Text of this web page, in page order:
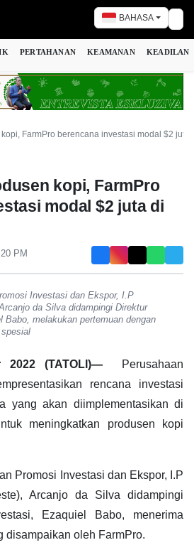
BAHASA
PERTAHANAN KEAMANAN KEADILAN
FarmPro berencana investasi modal $2
kopi, FarmPro
modal $2 juta di
PM
Investasi dan Ekspor, I.P
da Silva didampingi Direktur
melakukan pertemuan dengan
2022 (TATOLI)—
Perusahaan
rencana investasi
yang akan diimplementasikan di
meningkatkan produsen kopi
Promosi Investasi dan Ekspor, I.P
Arcanjo da Silva didampingi
Ezaquiel Babo, menerima
disampaikan oleh FarmPro.